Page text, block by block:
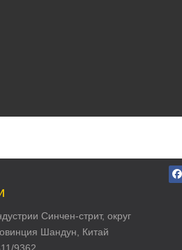
Синчен-стрит, округ
Шандун, Китай